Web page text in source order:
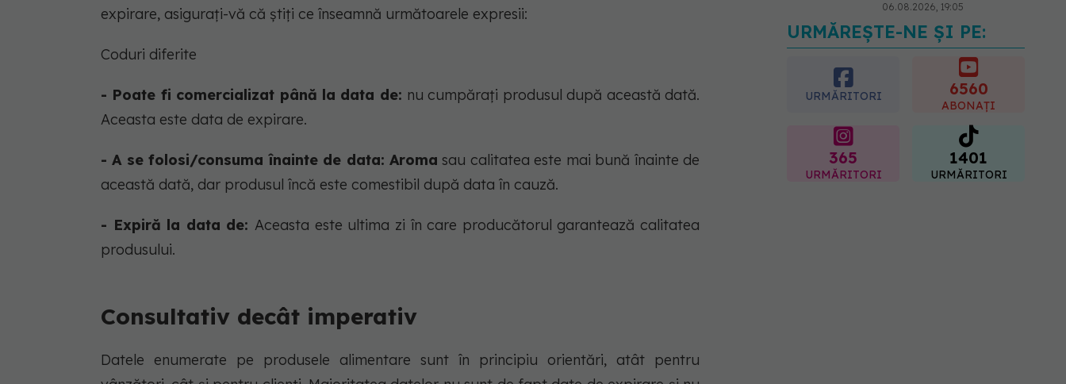
expirare, asigurați-vă că știți ce înseamnă următoarele expresii:
Coduri diferite
- Poate fi comercializat până la data de: nu cumpărați produsul după această dată.
Aceasta este data de expirare.
- A se folosi/consuma înainte de data: Aroma sau calitatea este mai bună înainte de
această dată, dar produsul încă este comestibil după data în cauză.
- Expiră la data de:Aceasta este ultima zi în care producătorul garantează calitatea
produsului.
Consultativ decât imperativ
Datele enumerate pe produsele alimentare sunt în principiu orientări, atât pentru
06.08.2026, 19:05
EXCLUSIV Brahiterapie
vs radioterapie externă în
cancerul ginecologic. Dr.
Sorin Bogdan (SANADOR)
explică diferența și cum
acționează tratamentul
URMĂREȘTE-NE ȘI PE:
URMĂRITORI 6560
ABONAȚI
365
URMĂRITORI
1401
URMĂRITORI